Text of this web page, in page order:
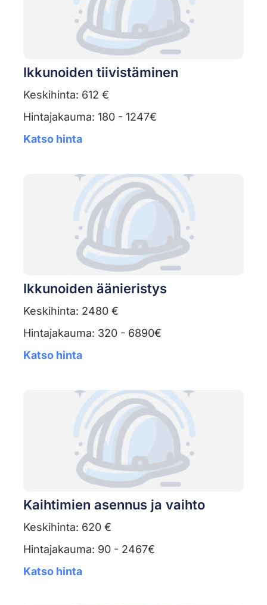
Ikkunoiden tiivistäminen
Keskihinta: 612 €
Hintajakauma: 180 - 1247€
Katso hinta
Ikkunoiden äänieristys
Keskihinta: 2480 €
Hintajakauma: 320 - 6890€
Katso hinta
Kaihtimien asennus ja vaihto
Keskihinta: 620 €
Hintajakauma: 90 - 2467€
Katso hinta